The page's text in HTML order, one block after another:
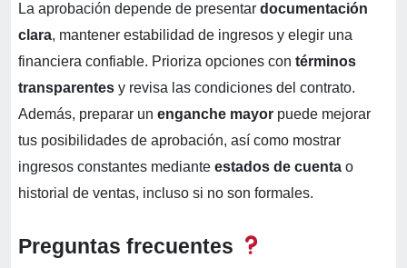
La aprobación depende de presentar documentación
clara, mantener estabilidad de ingresos y elegir una
financiera confiable. Prioriza opciones con términos
transparentes y revisa las condiciones del contrato.
Además, preparar un enganche mayor puede mejorar
tus posibilidades de aprobación, así como mostrar
ingresos constantes mediante estados de cuenta o
historial de ventas, incluso si no son formales.
Preguntas frecuentes